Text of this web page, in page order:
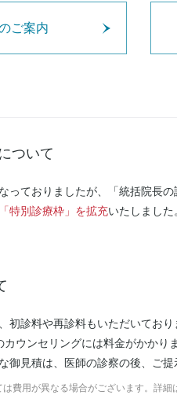
ご案内
ついて
っておりましたが、「統括院長
特別診療枠」を拡充いたしました
初診料や再診料もいただいてお
ウンセリングには料金がかかり
御見積は、医師の診察の後、ご提
費用が異なる場合がございます。詳細